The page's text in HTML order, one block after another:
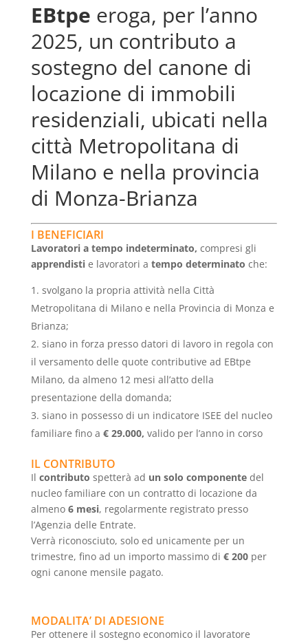
EBtpe eroga, per l’anno
2025, un contributo a
sostegno del canone di
locazione di immobili
residenziali, ubicati nella
città Metropolitana di
Milano e nella provincia
di Monza-Brianza
I BENEFICIARI
Lavoratori a tempo indeterminato, compresi gli
apprendistie lavoratori a tempo determinato che:
svolgano la propria attività nella Città
Metropolitana di Milano e nella Provincia di Monza e
Brianza;
siano in forza presso datori di lavoro in regola con
il versamento delle quote contributive ad EBtpe
Milano, da almeno 12 mesi all’atto della
presentazione della domanda;
siano in possesso di un indicatore ISEE del nucleo
familiare fino a € 29.000, valido per l’anno in corso
IL CONTRIBUTO
Il contributo spetterà ad un solo componente del
nucleo familiare con un contratto di locazione da
almeno 6 mesi, regolarmente registrato presso
l’Agenzia delle Entrate.
Verrà riconosciuto, solo ed unicamente per un
trimestre, fino ad un importo massimo di € 200per
ogni canone mensile pagato.
MODALITA’ DI ADESIONE
Per ottenere il sostegno economico il lavoratore